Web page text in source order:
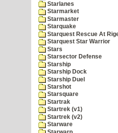
Starlanes
Starmarket
Starmaster
Starquake
Starquest Rescue At
Starquest Star Warrior
Stars
Starsector Defense
Starship
Starship Dock
Starship Duel
Starshot
Starsquare
Startrak
Startrek (v1)
Startrek (v2)
Starware